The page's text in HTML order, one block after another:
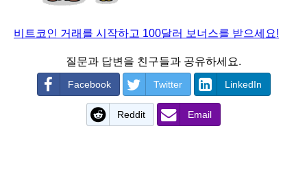
비트코인 거래를 시작하고 100달러 보너스를 받으세요!
질문과 답변을 친구들과 공유하세요.
Facebook Twitter LinkedIn
Reddit Email